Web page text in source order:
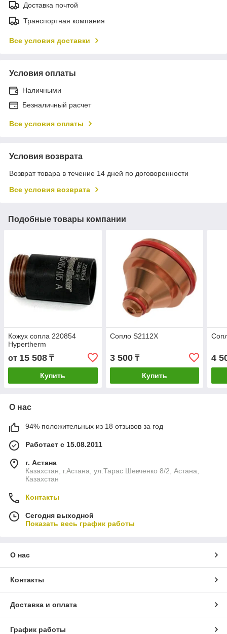
Доставка почтой
Транспортная компания
Все условия доставки
Условия оплаты
Наличными
Безналичный расчет
Все условия оплаты
Условия возврата
Возврат товара в течение 14 дней по договоренности
Все условия возврата
Подобные товары компании
Кожух сопла 220854
Hypertherm
от 15 508 ₸
Купить
Сопло S2112X
3 500₸
Купить
4
О нас
94% положительных из 18 отзывов за год
Работает с 15.08.2011
г. Астана
Казахстан, г.Астана, ул.Тарас Шевченко 8/2, Астана,
Казахстан
Контакты
Сегодня выходной
Показать весь график работы
О нас
Контакты
Доставка и оплата
График работы